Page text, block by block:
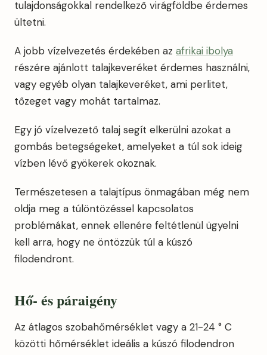
tulajdonságokkal rendelkező virágföldbe érdemes
ültetni.
A jobb vízelvezetés érdekében az afrikai ibolya
részére ajánlott talajkeveréket érdemes használni,
vagy egyéb olyan talajkeveréket, ami perlitet,
tőzeget vagy mohát tartalmaz.
Egy jó vízelvezető talaj segít elkerülni azokat a
gombás betegségeket, amelyeket a túl sok ideig
vízben lévő gyökerek okoznak.
Természetesen a talajtípus önmagában még nem
oldja meg a túlöntözéssel kapcsolatos
problémákat, ennek ellenére feltétlenül ügyelni
kell arra, hogy ne öntözzük túl a kúszó
filodendront.
Hő- és páraigény
Az átlagos szobahőmérséklet vagy a 21-24 ° C
közötti hőmérséklet ideális a kúszó filodendron